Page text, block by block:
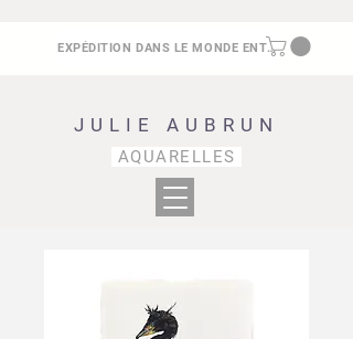
EXPÉDITION DANS LE MONDE ENTIER
JULIE AUBRUN
AQUARELLES